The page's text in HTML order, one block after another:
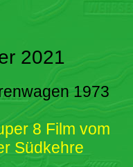
2021
1973
8 Film vom
Südkehre